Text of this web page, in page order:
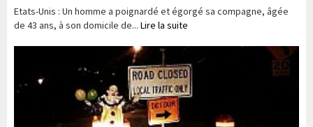
Etats-Unis : Un homme a poignardé et égorgé sa compagne, âgée
de 43 ans, à son domicile de... Lire la suite